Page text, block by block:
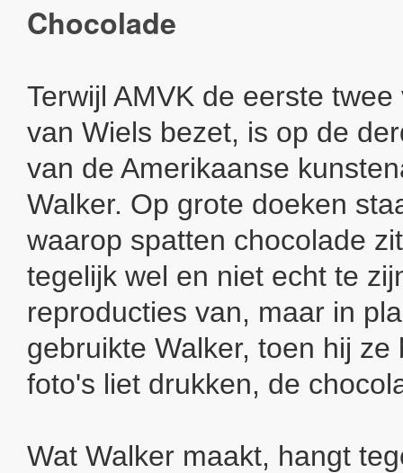
Chocolade
Terwijl AMVK de eerste
van Wiels bezet, is op de
van de Amerikaanse
Walker. Op grote doeken
waarop spatten chocolade
tegelijk wel en niet echt te
reproducties van, maar in
gebruikte Walker, toen hij ze
foto's liet drukken, de
Wat Walker maakt, hangt